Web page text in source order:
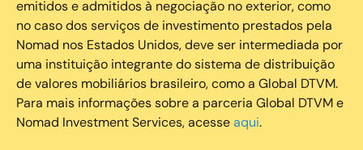
emitidos e admitidos à negociação no exterior, como
no caso dos serviços de investimento prestados pela
Nomad nos Estados Unidos, deve ser intermediada por
uma instituição integrante do sistema de distribuição
de valores mobiliários brasileiro, como a Global DTVM.
Para mais informações sobre a parceria Global DTVM e
Nomad Investment Services, acesseaqui.